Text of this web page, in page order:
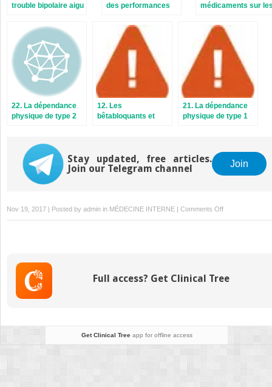
trouble bipolaire aigu
des performances
démences
médicaments sur
des fonctions
sexuelles
22. La dépendance
physique de type 2
12. Les
bêtabloquants et
21. La dépendance
physique de type 1
Stay updated, free articles.
Join our Telegram channel
Join
Nov 19, 2017 | Posted by admin in MÉDECINE INTERNE | Comments Offon
29.
psychiatriques
Full access? Get Clinical Tree
Get Clinical Treeapp for offline access